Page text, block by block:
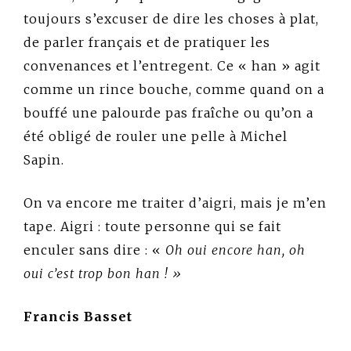
toujours s’excuser de dire les choses à plat,
de parler français et de pratiquer les
convenances et l’entregent. Ce « han » agit
comme un rince bouche, comme quand on a
bouffé une palourde pas fraîche ou qu’on a
été obligé de rouler une pelle à Michel
Sapin.
On va encore me traiter d’aigri, mais je m’en
tape. Aigri : toute personne qui se fait
enculer sans dire : « Oh oui encore han, oh
oui c’est trop bon han ! »
Francis Basset